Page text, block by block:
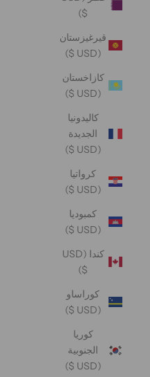
$)
قيرغيزستان
(USD $)
كازاخستان
(USD $)
كاليدونيا
الجديدة
(USD $)
كرواتيا
(USD $)
كمبوديا
(USD $)
كندا (USD
$)
كوراساو
(USD $)
كوريا
الجنوبية
(USD $)